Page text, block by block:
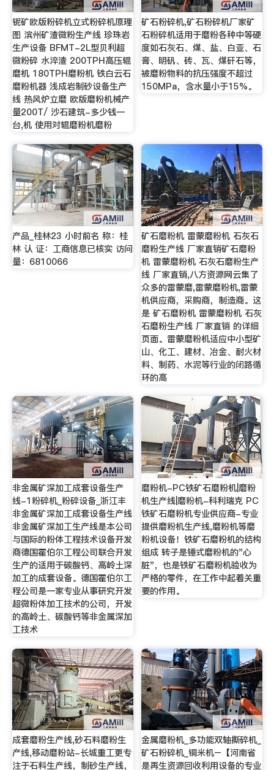
铌矿欧版粉碎机立式粉碎机原理
图 滨州矿渣微粉生产线 珍珠岩
生产设备 BFMT-2L型贝利超
微粉碎 水淬渣 200TPH高压辊
磨机 180TPH磨粉机 铁白云石
磨粉机器 浅成岩制砂设备生产
线 热风炉立磨 欧版磨粉机械产
量200T/ 沙石建筑-多少钱一
台,机 使用对辊磨粉机磨粉
矿石粉碎机,矿石粉碎机厂家矿
石粉碎机适用于磨粉各种中等硬
度如石灰石、煤、盐、白亚、石
膏、明矾、砖、瓦、煤矸石等，
被磨粉物料的抗压强度不超过
150MPa，含水量小于15%。
产品_桂林23 小时前名 称：桂
林 认 证：工商信息已核实 访问
量：6810066
矿石磨粉机 雷蒙磨粉机 石灰石
磨粉生产线 厂家直销矿石磨粉
机 雷蒙磨粉机 石灰石磨粉生产
线 厂家直销,八方资源网云集了
众多的雷蒙磨,雷蒙磨粉机,雷蒙
机供应商，采购商，制造商。这
是 矿石磨粉机 雷蒙磨粉机 石灰
石磨粉生产线 厂家直销 的详细
页面。雷蒙磨粉机适应中小型矿
山、化工、建材、冶金、耐火材
料、制药、水泥等行业的闭路循
环的高
非金属矿深加工成套设备生产
线-1粉碎机_粉碎设备_浙江丰
非金属矿深加工成套设备生产线
非金属矿深加工生产线是本公司
与国际的粉体工程技术设备开发
商德国霍伯尔工程公司联合开发
生产的适用于碳酸钙、高岭土深
加工的成套设备。德国霍伯尔工
程公司是一家专业从事研究开发
超微粉体加工技术的公司，开发
的高岭土、碳酸钙等非金属深加
工技术
磨粉机-PC铁矿石磨粉机|磨粉
机生产线|磨粉机-科利瑞克 PC
铁矿石磨粉机专业供应商-专业
提供磨粉机生产线,磨粉机等磨
粉机设备！铁矿石磨粉机的结构
组成 转子是锤式磨粉机的"心
脏"，也是铁矿石磨粉机验收为
严格的零件，在工作中起着关重
要的作用。
成套磨粉生产线,砂石料磨粉生
产线,移动磨粉站-长城重工更专
注于石料生产线，制砂生产线，
金属磨粉机_多功能双轴撕碎机_
矿石粉碎机_铜米机–【河南省
是再生资源回收利用设备的专业